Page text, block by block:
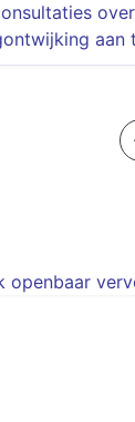
aan
openbaar